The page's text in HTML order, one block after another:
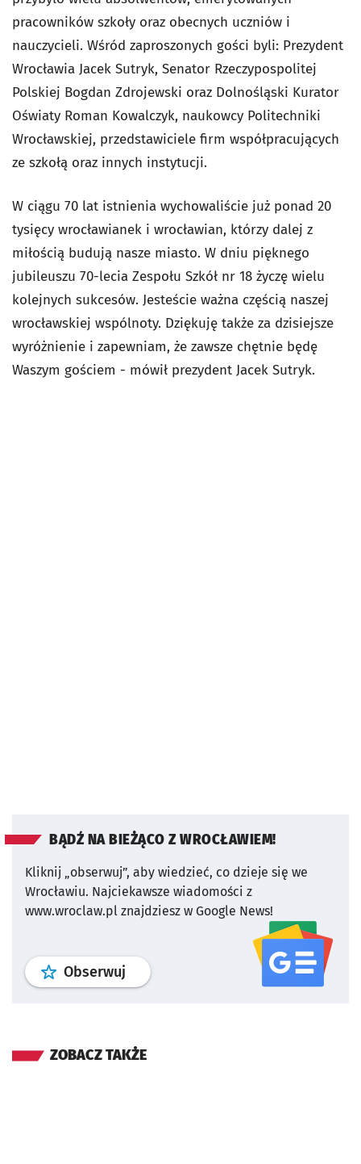
pracowników szkoły oraz obecnych uczniów i
nauczycieli. Wśród zaproszonych gości byli: Prezydent
Wrocławia Jacek Sutryk, Senator Rzeczypospolitej
Polskiej Bogdan Zdrojewski oraz Dolnośląski Kurator
Oświaty Roman Kowalczyk, naukowcy Politechniki
Wrocławskiej, przedstawiciele firm współpracujących
ze szkołą oraz innych instytucji.
W ciągu 70 lat istnienia wychowaliście już ponad 20
tysięcy wrocławianek i wrocławian, którzy dalej z
miłością budują nasze miasto. W dniu pięknego
jubileuszu 70-lecia Zespołu Szkół nr 18 życzę wielu
kolejnych sukcesów. Jesteście ważna częścią naszej
wrocławskiej wspólnoty. Dziękuję także za dzisiejsze
wyróżnienie i zapewniam, że zawsze chętnie będę
Waszym gościem - mówił prezydent Jacek Sutryk.
BĄDŹ NA BIEŻĄCO Z WROCŁAWIEM!
Kliknij „obserwuj”, aby wiedzieć, co dzieje się we
Wrocławiu. Najciekawsze wiadomości z
www.wroclaw.pl znajdziesz w Google News!
Obserwuj profil serwisu
ZOBACZ TAKŻE